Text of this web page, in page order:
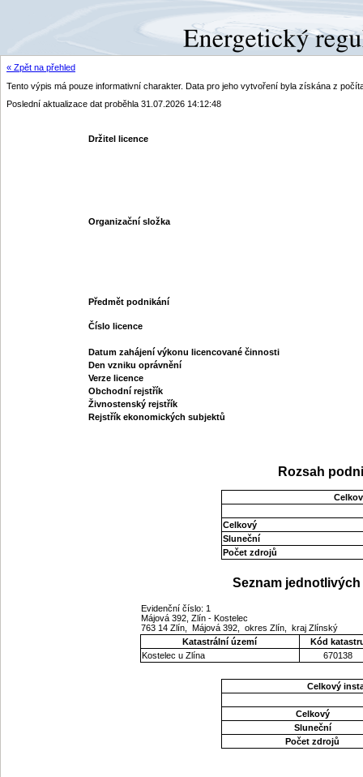
« Zpět na přehled
Tento výpis má pouze informativní charakter. Data pro jeho vytvoření byla získána z
Poslední aktualizace dat proběhla 31.07.2026 14:12:48
Držitel licence
Organizační složka
Předmět podnikání
Číslo licence
Datum zahájení výkonu licencované činnosti
Den vzniku oprávnění
Verze licence
Obchodní rejstřík
Živnostenský rejstřík
Rejstřík ekonomických subjektů
Rozsah
Celkový
Sluneční
Počet zdrojů
Seznam
Evidenční číslo: 1
Májová 392, Zlín - Kostelec
763 14 Zlín, Májová 392, okres Zlín, kraj Zlínský
Katastrální území
Kód
Kostelec u Zlína
670138
Celkový
Celkový
Sluneční
Počet zdrojů